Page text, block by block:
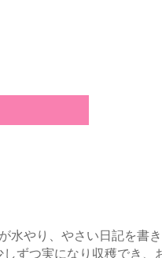
水やり、やさい日記を書
ずつ実になり収穫でき、